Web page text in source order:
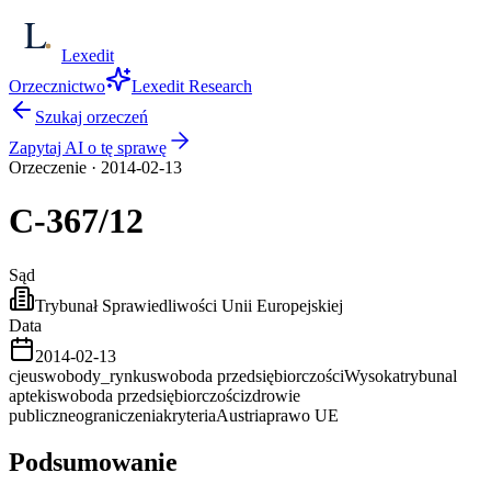
Lexedit
Orzecznictwo
Lexedit Research
Szukaj orzeczeń
Zapytaj AI o tę sprawę
Orzeczenie · 2014-02-13
C-367/12
Sąd
Trybunał Sprawiedliwości Unii Europejskiej
Data
2014-02-13
cjeuswobody_rynkuswoboda przedsiębiorczościWysokatrybunal
aptekiswoboda przedsiębiorczościzdrowie
publiczneograniczeniakryteriaAustriaprawo UE
Podsumowanie